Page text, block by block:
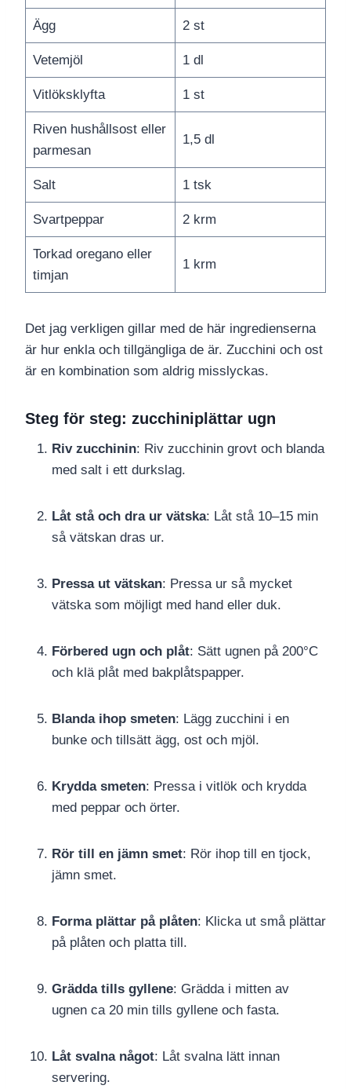
Ägg 2 st
Vetemjöl 1 dl
Vitlöksklyfta 1 st
Riven hushållsost eller
parmesan
1,5 dl
Salt 1 tsk
Svartpeppar 2 krm
Torkad oregano eller
timjan
1 krm
Det jag verkligen gillar med de här ingredienserna
är hur enkla och tillgängliga de är. Zucchini och ost
är en kombination som aldrig misslyckas.
Steg för steg: zucchiniplättar ugn
Riv zucchinin: Riv zucchinin grovt och blanda
med salt i ett durkslag.
Låt stå och dra ur vätska: Låt stå 10–15 min
så vätskan dras ur.
Pressa ut vätskan: Pressa ur så mycket
vätska som möjligt med hand eller duk.
Förbered ugn och plåt: Sätt ugnen på 200°C
och klä plåt med bakplåtspapper.
Blanda ihop smeten: Lägg zucchini i en
bunke och tillsätt ägg, ost och mjöl.
Krydda smeten: Pressa i vitlök och krydda
med peppar och örter.
Rör till en jämn smet: Rör ihop till en tjock,
jämn smet.
Forma plättar på plåten: Klicka ut små plättar
på plåten och platta till.
Grädda tills gyllene: Grädda i mitten av
ugnen ca 20 min tills gyllene och fasta.
Låt svalna något: Låt svalna lätt innan
servering.